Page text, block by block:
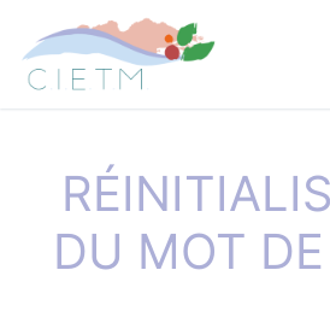
contenu
DU MOT